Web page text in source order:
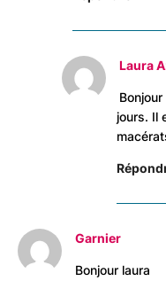
Laura
jours. Il
Garnier
Bonjour laura